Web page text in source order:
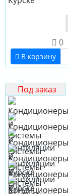
0
В корзину
Под заказ